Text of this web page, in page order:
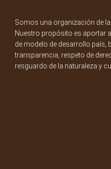
Somos una organización de
Nuestro propósito es aportar
de modelo de desarrollo país,
transparencia, respeto de
resguardo de la naturaleza y